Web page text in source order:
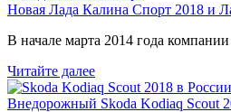
Новая Лада Калина Спорт 2018 и
В начале марта 2014 года
Читайте далее
Внедорожный Skoda Kodiaq Scout